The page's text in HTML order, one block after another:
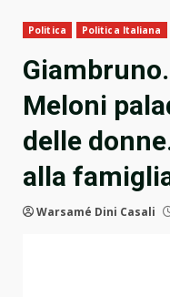
Politica Politica Italiana
Meloni
delle
alla
Warsamé Dini Casali